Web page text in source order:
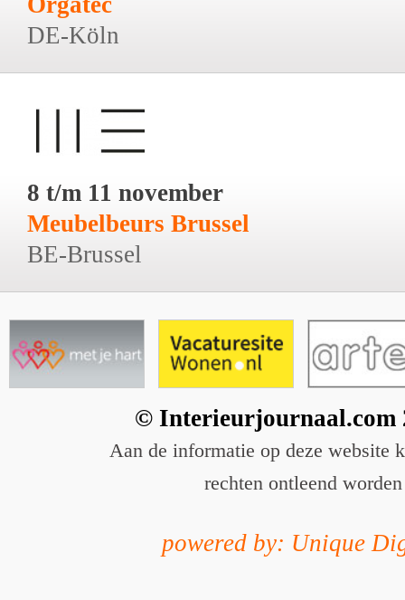
DE-Köln
8 t/m 11 november
Meubelbeurs Brussel
BE-Brussel
© Interieurjournaal.com
Aan de informatie op deze website
rechten ontleend worden
powered by: Unique